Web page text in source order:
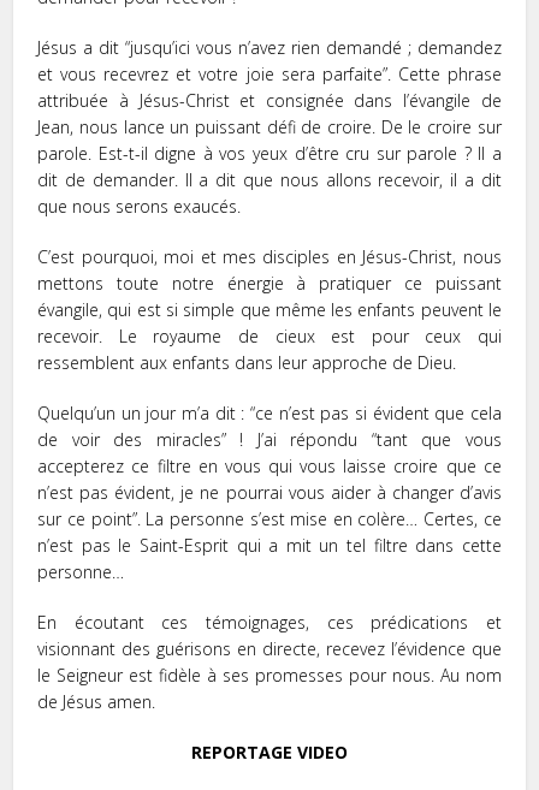
Jésus a dit “jusqu’ici vous n’avez rien demandé ; demandez
et vous recevrez et votre joie sera parfaite”. Cette phrase
attribuée à Jésus-Christ et consignée dans l’évangile de
Jean, nous lance un puissant défi de croire. De le croire sur
parole. Est-t-il digne à vos yeux d’être cru sur parole ? Il a
dit de demander. Il a dit que nous allons recevoir, il a dit
que nous serons exaucés.
C’est pourquoi, moi et mes disciples en Jésus-Christ, nous
mettons toute notre énergie à pratiquer ce puissant
évangile, qui est si simple que même les enfants peuvent le
recevoir. Le royaume de cieux est pour ceux qui
ressemblent aux enfants dans leur approche de Dieu.
Quelqu’un un jour m’a dit : “ce n’est pas si évident que cela
de voir des miracles” ! J’ai répondu “tant que vous
accepterez ce filtre en vous qui vous laisse croire que ce
n’est pas évident, je ne pourrai vous aider à changer d’avis
sur ce point”. La personne s’est mise en colère… Certes, ce
n’est pas le Saint-Esprit qui a mit un tel filtre dans cette
personne…
En écoutant ces témoignages, ces prédications et
visionnant des guérisons en directe, recevez l’évidence que
le Seigneur est fidèle à ses promesses pour nous. Au nom
de Jésus amen.
REPORTAGE VIDEO